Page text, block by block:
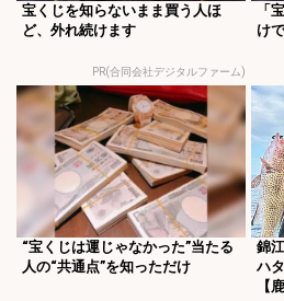
宝くじを知らないまま買う人ほ
ど、外れ続けます
PR(合同会社デジタルファーム)
「
け
“宝くじは運じゃなかった”当たる
人の“共通点”を知っただけ
錦
ハ
【